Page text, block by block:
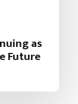
as
Future